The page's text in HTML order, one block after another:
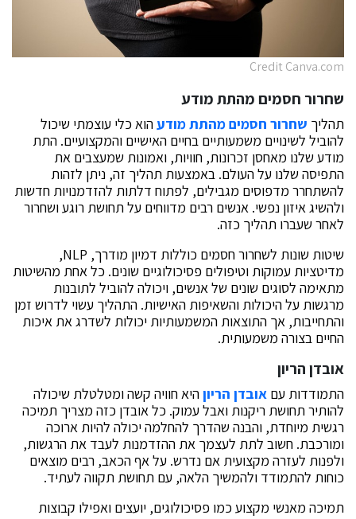
Credit Canva.com
שחרור חסמים מהתת מודע
תהליך שחרור חסמים מהתת מודעהוא כלי עוצמתי שיכול
להוביל לשינויים משמעותיים בחיים האישיים והמקצועיים. התת
מודע שלנו מאחסן זכרונות, חוויות, ואמונות שמעצבים את
התפיסה שלנו על העולם. באמצעות תהליך זה, ניתן לזהות
להשתחרר מדפוסים מגבילים, לפתוח דלתות להזדמנויות חדשות
ולהשיג איזון נפשי. אנשים רבים מדווחים על תחושת רוגע ושחרור
לאחר שעברו תהליך כזה.
שיטות שונות לשחרור חסמים כוללות דמיון מודרך, NLP,
מדיטציות עמוקות וטיפולים פסיכולוגיים שונים. כל אחת מהשיטות
מתאימה לסוגים שונים של אנשים, ויכולה להוביל לתובנות
מרגשות על היכולות והשאיפות האישיות. התהליך עשוי לדרוש זמן
והתחייבות, אך התוצאות המשמעותיות יכולות לשדרג את איכות
החיים בצורה משמעותית.
אובדן הריון
התמודדות עם אובדן הריוןהיא חוויה קשה ומטלטלת שיכולה
להותיר תחושת ריקנות ואבל עמוק. כל אובדן כזה מצריך תמיכה
רגשית מיוחדת, והבנה שהדרך להחלמה יכולה להיות ארוכה
ומורכבת. חשוב לתת לעצמך את ההזדמנות לעבד את הרגשות,
ולפנות לעזרה מקצועית אם נדרש. על אף הכאב, רבים מוצאים
כוחות להתמודד ולהמשיך הלאה, עם תחושת תקווה לעתיד.
תמיכה מאנשי מקצוע כמו פסיכולוגים, יועצים ואפילו קבוצות